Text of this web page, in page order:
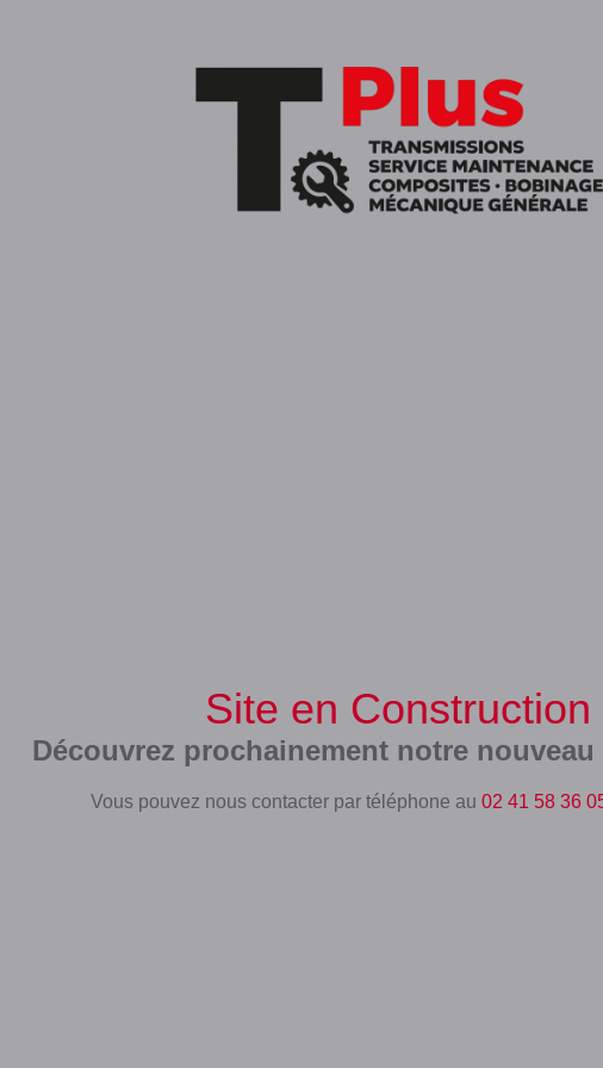
Site en Construction
Découvrez prochainement notre
Vous pouvez nous contacter par téléphone au 02 41 58 36